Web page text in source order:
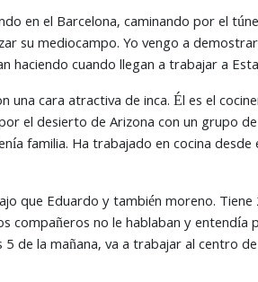
en el Barcelona, caminando por el
su mediocampo. Yo vengo a
haciendo cuando llegan a trabajar a
cara atractiva de inca. Él es el
el desierto de Arizona con un grupo
familia. Ha trabajado en cocina
que Eduardo y también moreno.
compañeros no le hablaban y entendía
de la mañana, va a trabajar al centro